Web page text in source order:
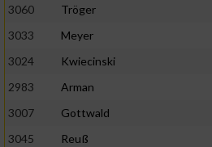
3060
Tröger
3033
Meyer
3024
Kwiecinski
2983
Arman
3007
Gottwald
3045
Reuß